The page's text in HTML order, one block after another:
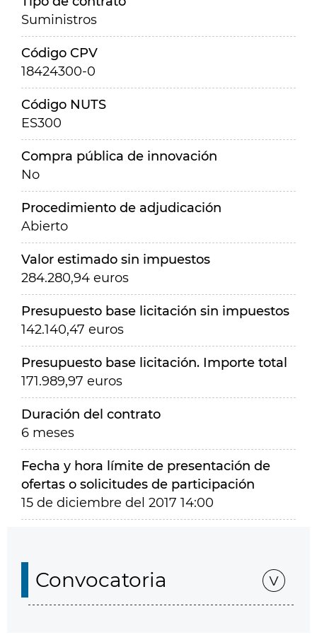
Suministros
Código CPV
18424300-0
Código NUTS
ES300
Compra pública de innovación
No
Procedimiento de adjudicación
Abierto
Valor estimado sin impuestos
284.280,94 euros
Presupuesto base licitación sin impuestos
142.140,47 euros
Presupuesto base licitación. Importe total
171.989,97 euros
Duración del contrato
6 meses
Fecha y hora límite de presentación de
ofertas o solicitudes de participación
15 de diciembre del 2017 14:00
Convocatoria